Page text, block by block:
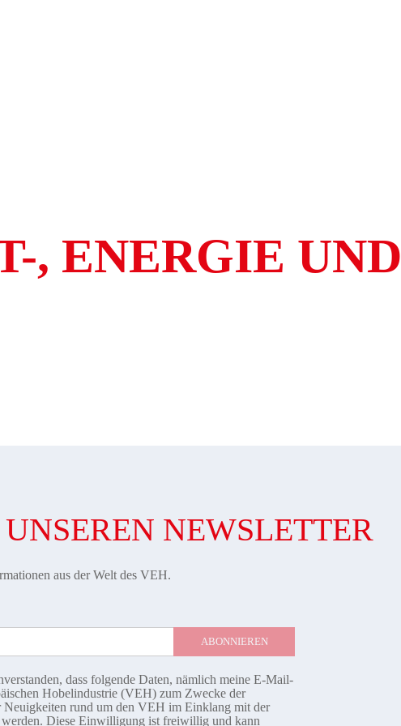
, ENERGIE UND
NEWSLETTER
aus der Welt des VEH.
dass folgende Daten, nämlich meine E-Mail-
Hobelindustrie (VEH) zum Zwecke der
Neuigkeiten rund um den VEH im Einklang mit der
Diese Einwilligung ist freiwillig und kann